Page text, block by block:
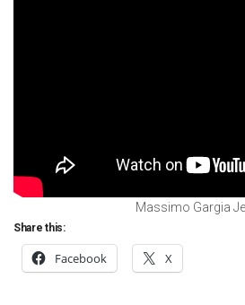
Massimo Gargia
Share this:
Facebook X